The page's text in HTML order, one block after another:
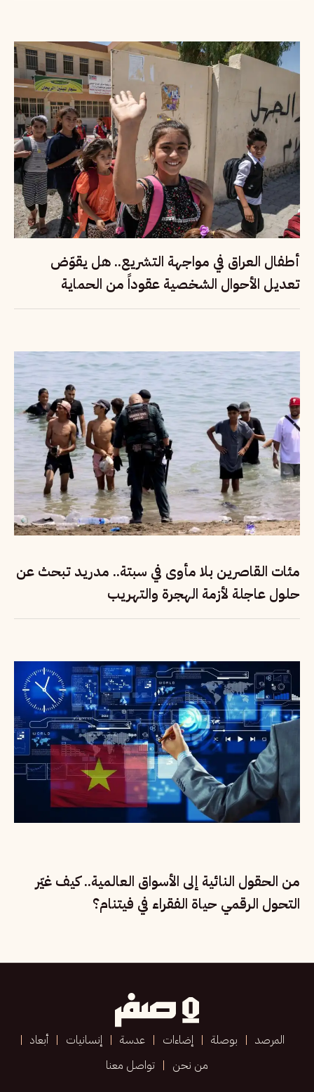
أطفال العراق في مواجهة التشريع.. هل يقوّض
تعديل الأحوال الشخصية عقوداً من الحماية
القانونية؟
مئات القاصرين بلا مأوى في سبتة.. مدريد تبحث عن
حلول عاجلة لأزمة الهجرة والتهريب
من الحقول النائية إلى الأسواق العالمية.. كيف غيّر
التحول الرقمي حياة الفقراء في فيتنام؟
المرصد بوصلة إضاءات عدسة إنسانيات
أبعاد
من نحن
تواصل معنا